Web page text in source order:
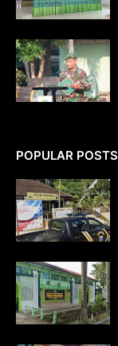
POPULAR POSTS